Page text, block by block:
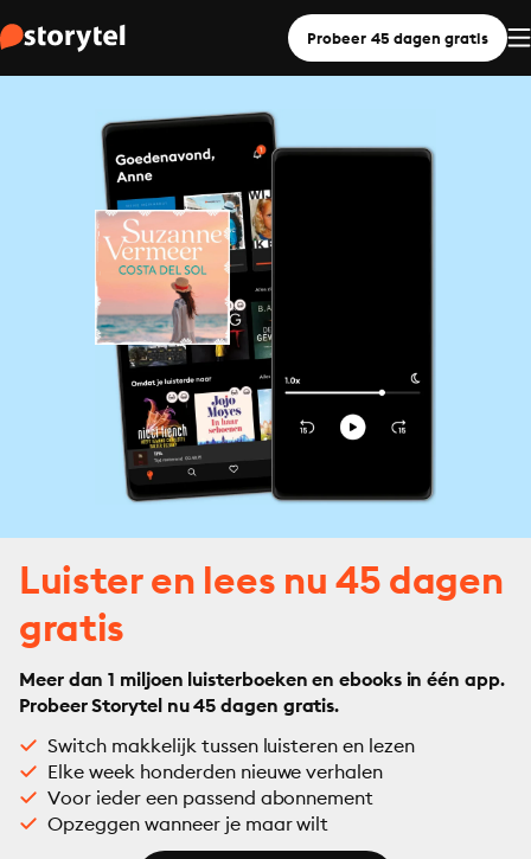
Probeer 45 dagen gratis
Luister en lees nu 45 dagen
gratis
Meer dan 1 miljoen luisterboeken en ebooks in één app.
Probeer Storytel nu 45 dagen gratis.
Switch makkelijk tussen luisteren en lezen
Elke week honderden nieuwe verhalen
Voor ieder een passend abonnement
Opzeggen wanneer je maar wilt